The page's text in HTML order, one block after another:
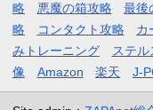
略
悪魔の箱攻略 最後
略
コンタクト攻略 カ
みトレーニング
ステ
像
Amazon 楽天 J-